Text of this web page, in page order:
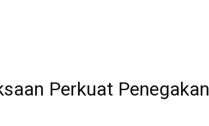
Perkuat Penegakan